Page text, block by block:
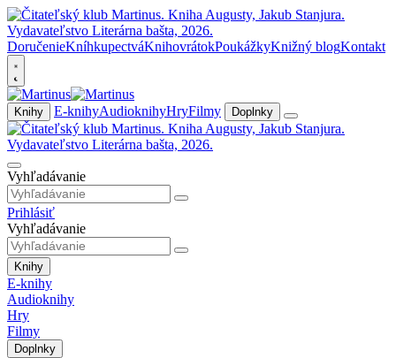
DoručenieKníhkupectváKnihovrátokPoukážkyKnižný blogKontakt
Knihy E-knihyAudioknihyHryFilmy Doplnky
Vyhľadávanie
Prihlásiť
Vyhľadávanie
Knihy
E-knihy
Audioknihy
Hry
Filmy
Doplnky